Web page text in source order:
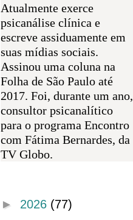
Atualmente exerce
psicanálise clínica e
escreve assiduamente em
suas mídias sociais.
Assinou uma coluna na
Folha de São Paulo até
2017. Foi, durante um ano,
consultor psicanalítico
para o programa Encontro
com Fátima Bernardes, da
TV Globo.
► 2026 (77)